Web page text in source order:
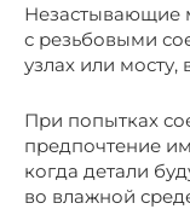
Незастывающие
с резьбовыми
узлах или
При попытках
предпочтение
когда детали
во влажной